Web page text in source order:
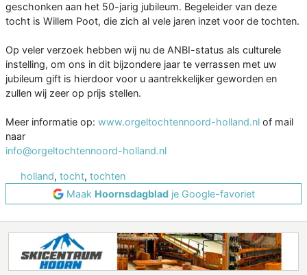
geschonken aan het 50-jarig jubileum. Begeleider van deze
tocht is Willem Poot, die zich al vele jaren inzet voor de tochten.
Op veler verzoek hebben wij nu de ANBI-status als culturele
instelling, om ons in dit bijzondere jaar te verrassen met uw
jubileum gift is hierdoor voor u aantrekkelijker geworden en
zullen wij zeer op prijs stellen.
Meer informatie op: www.orgeltochtennoord-holland.nl of mail
naar
info@orgeltochtennoord-holland.nl
holland, tocht, tochten
Maak Hoornsdagbladje Google-favoriet